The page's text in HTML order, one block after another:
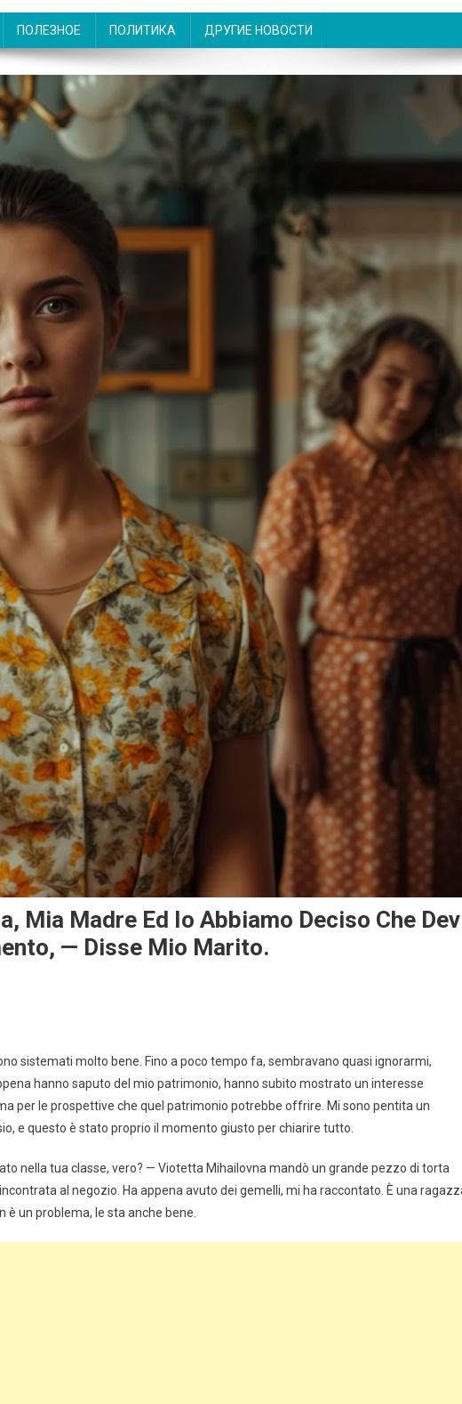
ПОЛЕЗНОЕ ПОЛИТИКА ДРУГИЕ НОВОСТИ
Mia Madre Ed Io Abbiamo Deciso Che
— Disse Mio Marito.
sistemati molto bene. Fino a poco tempo fa, sembravano quasi ignorarmi,
hanno saputo del mio patrimonio, hanno subito mostrato un interesse
per le prospettive che quel patrimonio potrebbe offrire. Mi sono pentita un
e questo è stato proprio il momento giusto per chiarire tutto.
nella tua classe, vero? — Viotetta Mihailovna mandò un grande pezzo di torta
al negozio. Ha appena avuto dei gemelli, mi ha raccontato. È una
è un problema, le sta anche bene.